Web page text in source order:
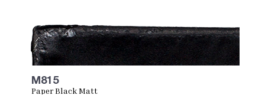
M815
Paper Black Matt